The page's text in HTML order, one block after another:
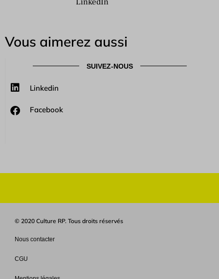
Vous aimerez aussi
SUIVEZ-NOUS
Linkedin
Facebook
© 2020 Culture RP. Tous droits réservés
Nous contacter
CGU